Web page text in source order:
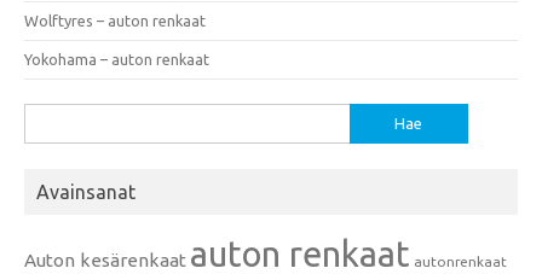
Wolftyres – auton renkaat
Yokohama – auton renkaat
Avainsanat
Auton kesärenkaat auton renkaat autonrenkaat